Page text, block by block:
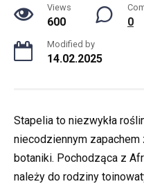
Views
600 0
Modified by
14.02.2025
Stapelia to niezwykła
niecodziennym zapachem
botaniki. Pochodząca z
należy do rodziny